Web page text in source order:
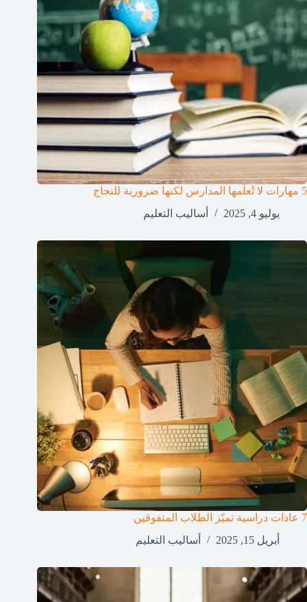
5 مهارات لا تُعلّمها المدارس لكنها ضرورية للنجاح
يوليو 4, 2025
أساليب التعليم
7 عادات دراسية تميّز الطلاب المتفوقين
أبريل 15, 2025
أساليب التعليم